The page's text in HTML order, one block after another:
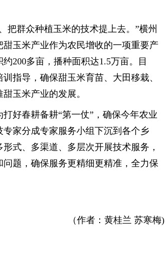
把群众种植玉米的技术提上去。”横州
玉米产业作为农民增收的一项重要产
200多亩，播种面积达1.5万亩。目
指导，确保甜玉米育苗、大田移栽、
玉米产业的发展。
好春耕备耕“第一仗”，确保今年农业
家分成专家服务小组下沉到各个乡
式、多渠道、多层次开展技术服务，
题，确保服务更精细更精准，全力保
（作者：黄桂兰 苏寒梅)